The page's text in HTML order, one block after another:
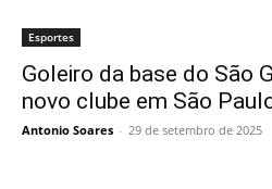
Esportes
Goleiro da base do São
novo clube em São
Antonio Soares - 29 de setembro de 2025